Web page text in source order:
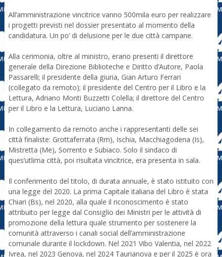
All’amministrazione vincitrice vanno 500mila euro per realizzare
i progetti previsti nel dossier presentato al momento della
candidatura. Un po’ di delusione per le due città campane.
Alla cerimonia, oltre al ministro, erano presenti il direttore
generale della Direzione Biblioteche e Diritto d’Autore, Paola
Passarelli; il presidente della giuria, Gian Arturo Ferrari
(collegato da remoto); il presidente del Centro per il Libro e la
Lettura, Adriano Monti Buzzetti Colella; il direttore del Centro
per il Libro e la Lettura, Luciano Lanna.
In collegamento da remoto anche i rappresentanti delle sei
città finaliste: Grottaferrata (Rm), Ischia, Macchiagodena (Is),
Mistretta (Me), Sorrento e Subiaco. Solo il sindaco di
ques’utlima città, poi risultata vincitrice, era presenta in sala.
Il conferimento del titolo, di durata annuale, è stato istituito con
una legge del 2020. La prima Capitale italiana del Libro è stata
Chiari (Bs), nel 2020, alla quale il riconoscimento è stato
attribuito per legge dal Consiglio dei Ministri per le attività di
promozione della lettura quale strumento per sostenere la
comunità attraverso i canali social dell’amministrazione
comunale durante il lockdown. Nel 2021 Vibo Valentia, nel 2022
Ivrea, nel 2023 Genova, nel 2024 Taurianova e per il 2025 è ora